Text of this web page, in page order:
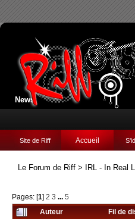
News:
Site de Riff Accueil
Le Forum de Riff > IRL - In Real
Pages: [1] 2 3 ... 5
Auteur
Fil de